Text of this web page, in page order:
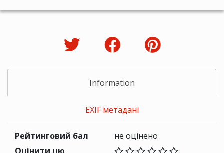
Information
EXIF метадані
Рейтинговий бал
не оцінено
Оцінити цю